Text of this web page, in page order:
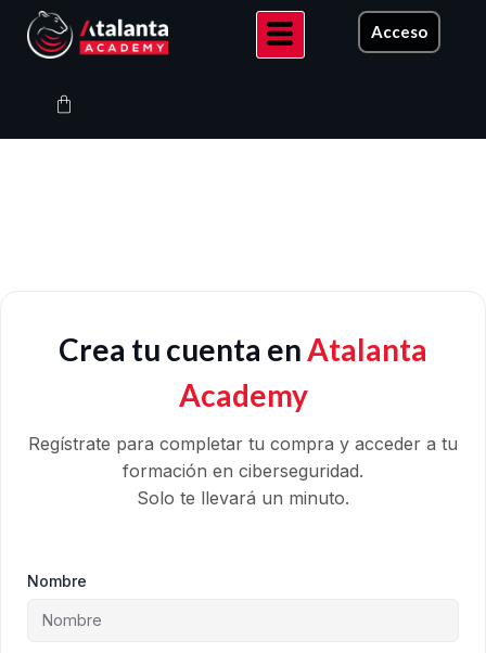
contenido
Acceso
Carrito
Crea tu cuenta enAtalanta
Academy
Regístrate para completar tu compra y acceder a tu
formación en ciberseguridad.
Solo te llevará un minuto.
Nombre